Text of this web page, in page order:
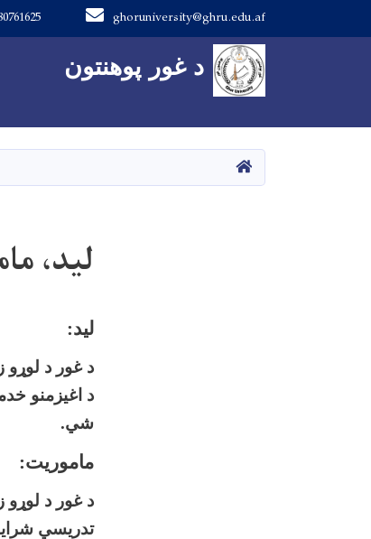
د غور پوهنتون
ghoruniversity@ghru.edu.af
Main navigation
د غور پوهنتون
کور
لید،
لید:
د غور د
د اغیزمنو
شي.
ماموریت:
د غور د لوړو
تدریسي